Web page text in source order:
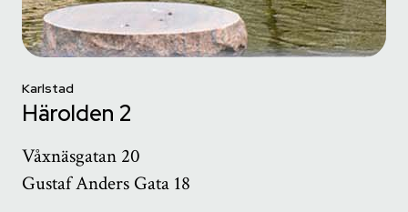
Karlstad
Härolden 2
Våxnäsgatan 20
Gustaf Anders Gata 18